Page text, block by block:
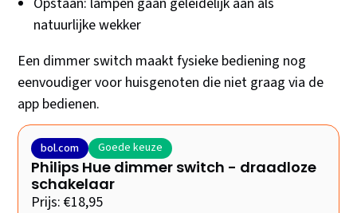
natuurlijke wekker
Een dimmer switch maakt fysieke bediening nog
eenvoudiger voor huisgenoten die niet graag via de
app bedienen.
bol.com Goede keuze
Philips Hue dimmer switch - draadloze
schakelaar
Prijs: €18,95